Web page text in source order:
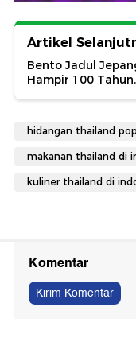
Artikel
Bento Jadul
Hampir 100
hidangan thailand
makanan thailand di
kuliner thailand di
Komentar
Kirim Komentar